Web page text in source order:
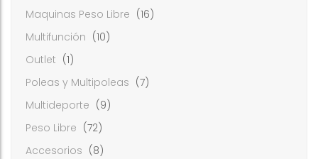
Maquinas Peso Libre (16)
Multifunción (10)
Outlet (1)
Poleas y Multipoleas (7)
Multideporte (9)
Peso Libre (72)
Accesorios (8)